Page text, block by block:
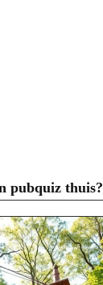
pubquiz thuis?